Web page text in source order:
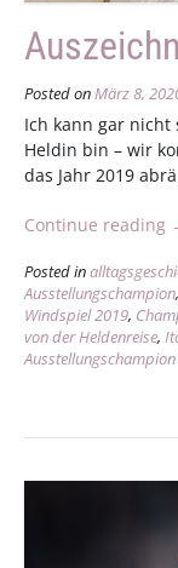
Posted onMärz 8,
Ich kann gar nicht
Heldin bin – wir
das Jahr 2019
Continue reading
Posted in
Ausstellungschampion
Windspiel 2019,
von der Heldenreise,